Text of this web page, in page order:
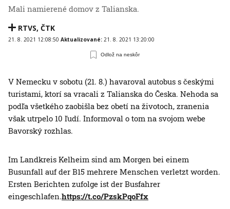
Mali namierené domov z Talianska.
RTVS, ČTK
21. 8. 2021 12:08:50 Aktualizované: 21. 8. 2021 13:20:00
Odlož na neskôr
V Nemecku v sobotu (21. 8.) havaroval autobus s českými
turistami, ktorí sa vracali z Talianska do Česka. Nehoda sa
podľa všetkého zaobišla bez obetí na životoch, zranenia
však utrpelo 10 ľudí. Informoval o tom na svojom webe
Bavorský rozhlas.
Im Landkreis Kelheim sind am Morgen bei einem
Busunfall auf der B15 mehrere Menschen verletzt worden.
Ersten Berichten zufolge ist der Busfahrer
eingeschlafen.https://t.co/PzskPqoFfx